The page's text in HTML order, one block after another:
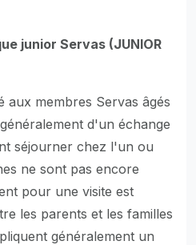
junior Servas (JUNIOR
aux membres Servas âgés
d'un échange
séjourner chez l'un ou
ne sont pas encore
pour une visite est
les parents et les familles
généralement un